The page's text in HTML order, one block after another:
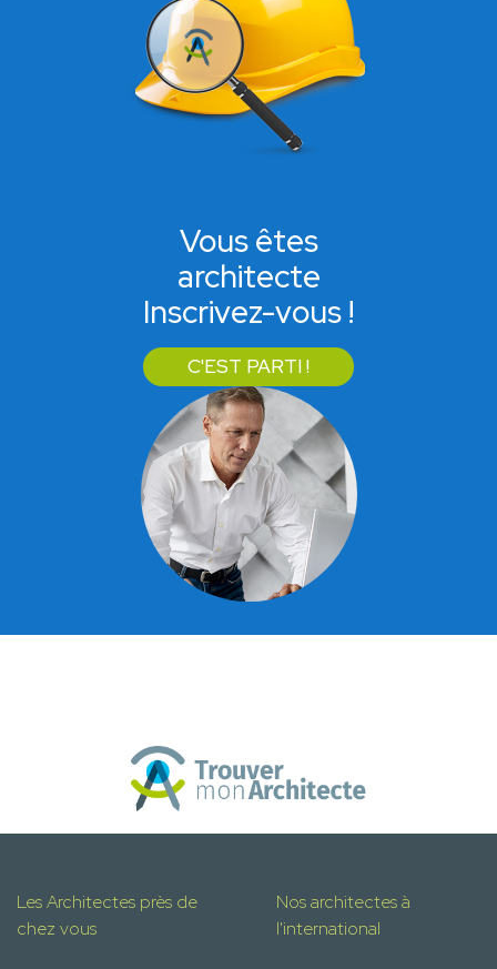
Vous êtes
architecte
Inscrivez-vous !
C'EST PARTI !
Les Architectes près de
chez vous
Nos architectes à
l'international